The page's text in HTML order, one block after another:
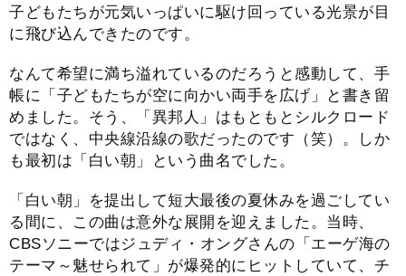
子どもたちが元気いっぱいに駆け回っている光景が目
に飛び込んできたのです。
なんて希望に満ち溢れているのだろうと感動して、手
帳に「子どもたちが空に向かい両手を広げ」と書き留
めました。そう、「異邦人」はもともとシルクロード
ではなく、中央線沿線の歌だったのです（笑）。しか
も最初は「白い朝」という曲名でした。
「白い朝」を提出して短大最後の夏休みを過ごしてい
る間に、この曲は意外な展開を迎えました。当時、
CBSソニーではジュディ・オングさんの「エーゲ海の
テーマ～魅せられて」が爆発的にヒットしていて、チ